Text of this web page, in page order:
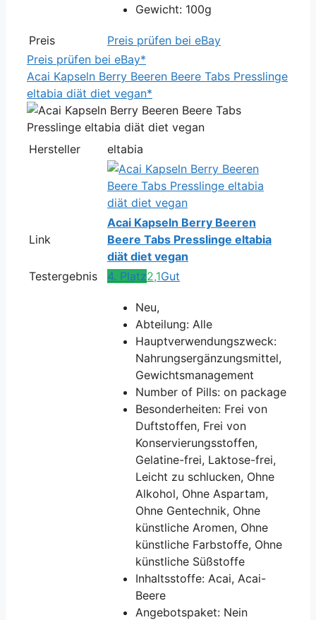
Gewicht: 100g
Preis
Preis prüfen bei eBay
Preis prüfen bei eBay*
Acai Kapseln Berry Beeren Beere Tabs Presslinge
eltabia diät diet vegan*
Hersteller eltabia
Link
Acai Kapseln Berry Beeren
Beere Tabs Presslinge eltabia
diät diet vegan
Testergebnis
4. Platz2,1Gut
Neu,
Abteilung: Alle
Hauptverwendungszweck:
Nahrungsergänzungsmittel,
Gewichtsmanagement
Number of Pills: on package
Besonderheiten: Frei von
Duftstoffen, Frei von
Konservierungsstoffen,
Gelatine-frei, Laktose-frei,
Leicht zu schlucken, Ohne
Alkohol, Ohne Aspartam,
Ohne Gentechnik, Ohne
künstliche Aromen, Ohne
künstliche Farbstoffe, Ohne
künstliche Süßstoffe
Inhaltsstoffe: Acai, Acai-
Beere
Angebotspaket: Nein